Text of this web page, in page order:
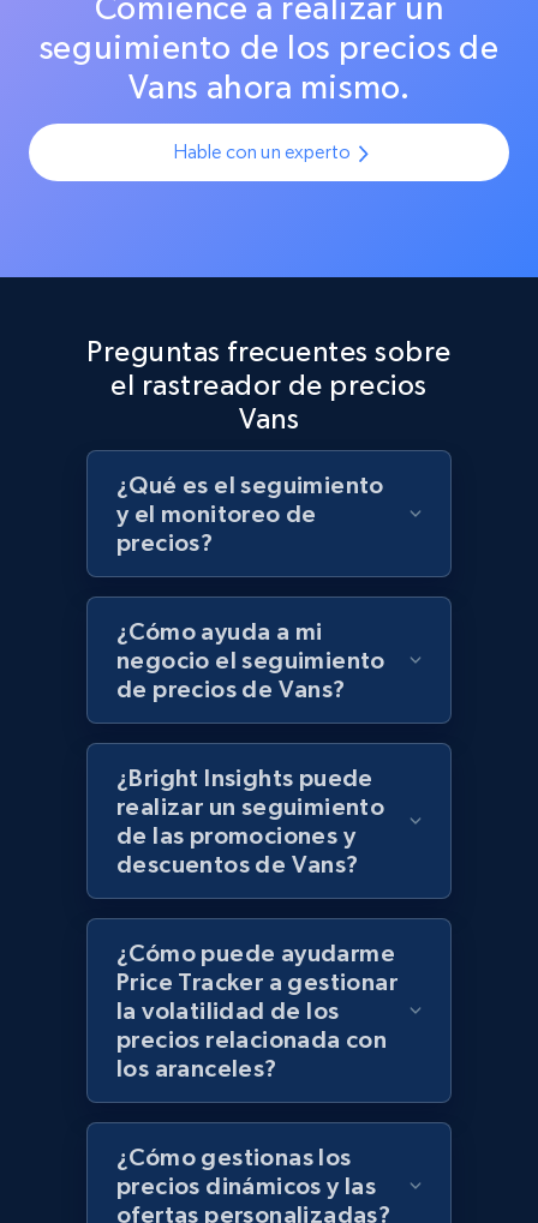
URL, Product id, Title, Product description,
Rating, Reviews count, Initial price, Discount,
and more.
1.3K+ 175+ Comenzar ahora
URL, Product id, Title, Product description,
1.3K+ 175+ Comenzar ahora
Target - Discover products by specified
URL, Product id, Title, Product description,
Rating, Reviews count, Initial price, Discount,
and more.
1.3K+ 175+ Comenzar ahora
Zara - Products
Category id, Product id, Product name, Price,
Currency, Colour code, Colour, Description, and
more.
1.2K+ 208+ Comenzar ahora
Category id, Product id, Product name, Price,
Currency, Colour code, Colour, Description, and
precisos en todas las plataformas.
seguimiento de los precios de
Vans ahora mismo.
Hable con un experto
Preguntas frecuentes sobre
el rastreador de precios
Vans
¿Qué es el seguimiento
y el monitoreo de
precios?
¿Cómo ayuda a mi
negocio el seguimiento
de precios de Vans?
¿Bright Insights puede
realizar un seguimiento
de las promociones y
descuentos de Vans?
¿Cómo puede ayudarme
Price Tracker a gestionar
la volatilidad de los
precios relacionada con
los aranceles?
¿Cómo gestionas los
precios dinámicos y las
ofertas personalizadas?